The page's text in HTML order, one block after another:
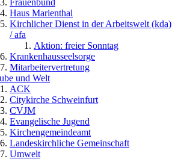
Frauenbund
Haus Marienthal
Kirchlicher Dienst in der Arbeitswelt (kda)
/ afa
Aktion: freier Sonntag
Krankenhausseelsorge
Mitarbeitervertretung
und Welt
ACK
Citykirche Schweinfurt
CVJM
Evangelische Jugend
Kirchengemeindeamt
Landeskirchliche Gemeinschaft
Umwelt